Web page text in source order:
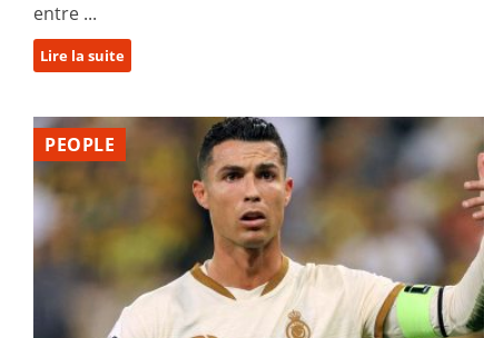
entre ...
Lire la suite
PEOPLE